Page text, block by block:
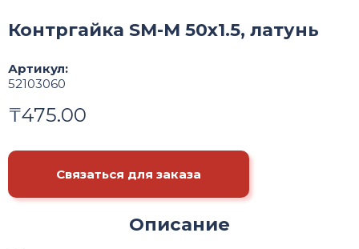
Контргайка SM-M 50х1.5, латунь
Артикул:
52103060
₸475.00
Связаться для заказа
Описание